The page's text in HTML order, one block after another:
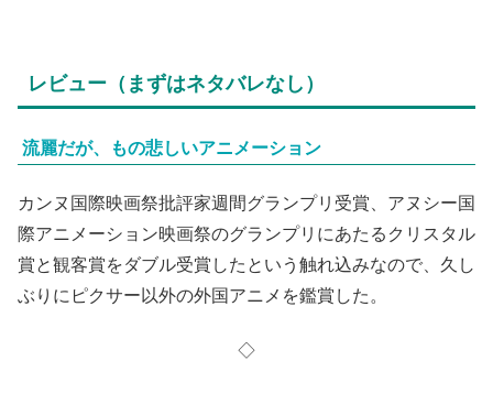
レビュー（まずはネタバレなし）
流麗だが、もの悲しいアニメーション
カンヌ国際映画祭批評家週間グランプリ受賞、アヌシー国
際アニメーション映画祭のグランプリにあたるクリスタル
賞と観客賞をダブル受賞したという触れ込みなので、久し
ぶりにピクサー以外の外国アニメを鑑賞した。
◇